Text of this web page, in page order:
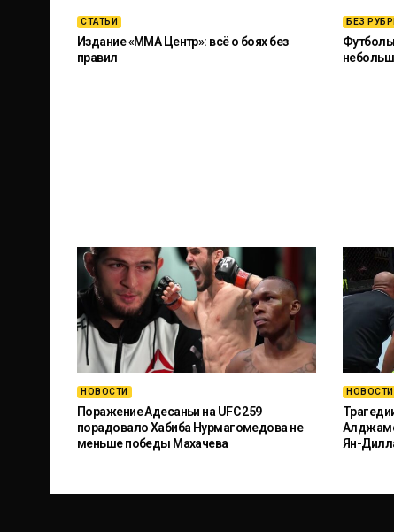
СТАТЬИ
Издание «ММА Центр»: всё о боях без
правил
БЕЗ
НОВОСТИ
Поражение Адесаньи на UFC 259
порадовало Хабиба Нурмагомедова не
меньше победы Махачева
НОВОСТИ
Ян-